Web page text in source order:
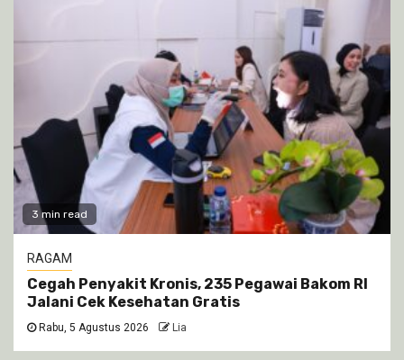
3 min read
RAGAM
Cegah Penyakit Kronis, 235 Pegawai Bakom RI
Jalani Cek Kesehatan Gratis
Rabu, 5 Agustus 2026 Lia